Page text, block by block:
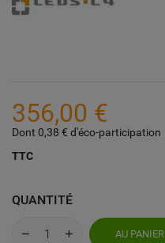
356,00 €
Dont 0,38 € d'éco-participation
TTC
QUANTITÉ
AU PANIER